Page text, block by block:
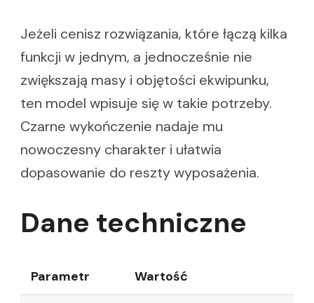
Jeżeli cenisz rozwiązania, które łączą kilka
funkcji w jednym, a jednocześnie nie
zwiększają masy i objętości ekwipunku,
ten model wpisuje się w takie potrzeby.
Czarne wykończenie nadaje mu
nowoczesny charakter i ułatwia
dopasowanie do reszty wyposażenia.
Dane techniczne
Parametr Wartość